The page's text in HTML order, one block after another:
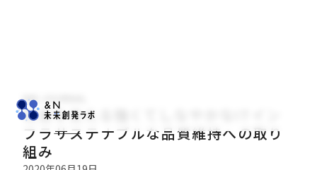
NRI JOURNAL
社会を支える強くてしなやかなITイン
フラ――サステナブルな品質維持への取り
組み